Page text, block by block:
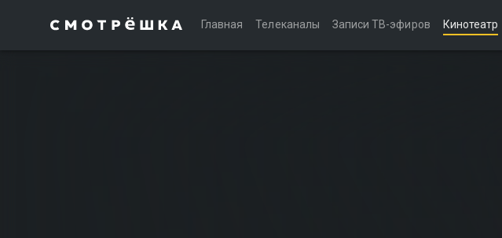
Главная Телеканалы Записи ТВ-эфиров Кинотеатр